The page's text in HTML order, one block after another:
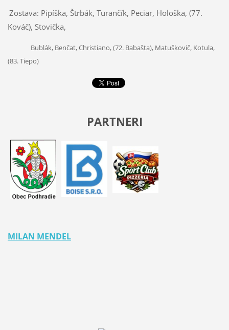
Zostava: Pipíška, Štrbák, Turančík, Peciar, Hološka, (77.
Kováč), Stovička,
Bublák, Benčat, Christiano, (72. Babašta), Matuškovič, Kotula,
(83. Tiepo)
PARTNERI
MILAN MENDEL